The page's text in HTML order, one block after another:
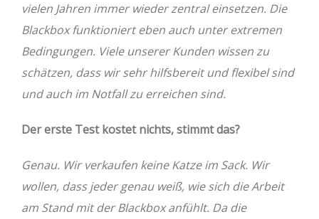
vielen Jahren immer wieder zentral einsetzen. Die
Blackbox funktioniert eben auch unter extremen
Bedingungen. Viele unserer Kunden wissen zu
schätzen, dass wir sehr hilfsbereit und flexibel sind
und auch im Notfall zu erreichen sind.
Der erste Test kostet nichts, stimmt das?
Genau. Wir verkaufen keine Katze im Sack. Wir
wollen, dass jeder genau weiß, wie sich die Arbeit
am Stand mit der Blackbox anfühlt. Da die